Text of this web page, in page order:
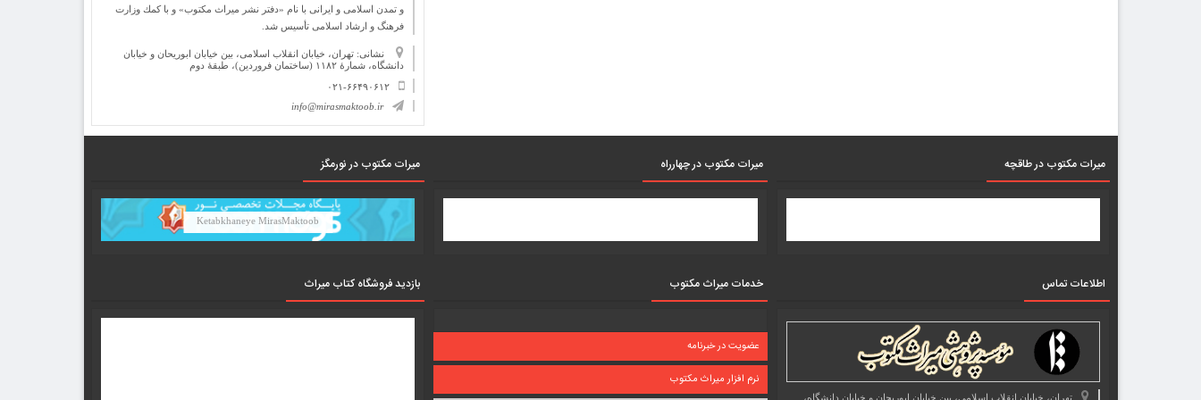
و تمدن اسلامی و ایرانی با نام «دفتر نشر میراث مكتوب» و با كمك وزارت
فرهنگ و ارشاد اسلامی تأسیس شد.
نشانی: تهران، خیابان انقلاب اسلامی، بین خیابان ابوریحان و خیابان
دانشگاه، شمارۀ ۱۱۸۲ (ساختمان فروردین)، طبقۀ دوم
۰۲۱-۶۶۴۹۰۶۱۲
info@mirasmaktoob.ir
میرات مکتوب در طاقچه
اطلاعات تماس
تهران، خیابان انقلاب اسلامی، بین خیابان ابوریحان و خیابان دانشگاه،
میرات مکتوب در چهارراه
خدمات میراث مکتوب
عضویت در خبرنامه
نرم افزار میراث مکتوب
میرات مکتوب در نورمگز
Ketabkhaneye MirasMaktoob
بازدید فروشگاه کتاب میراث